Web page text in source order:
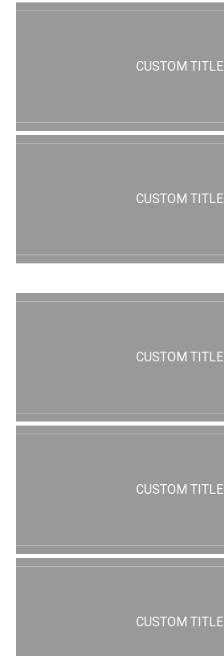
CUSTOM TITLE
CUSTOM TITLE
CUSTOM TITLE
CUSTOM TITLE
CUSTOM TITLE